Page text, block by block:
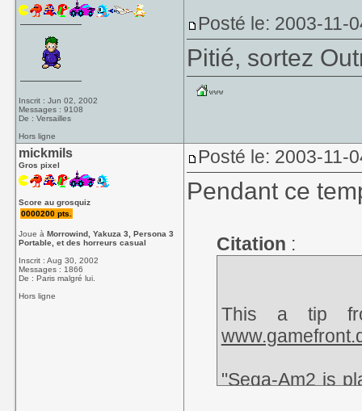
Inscrit : Jun 02, 2002
Messages : 9108
De : Versailles
Hors ligne
Posté le: 2003-11-
Pitié, sortez
mickmils
Gros pixel
Score au grosquiz
0000200 pts.
Joue àMorrowind, Yakuza 3, Persona 3
Portable, et des horreurs casual
Inscrit : Aug 30, 2002
Messages : 1866
De : Paris malgré lui.
Hors ligne
Posté le: 2003-11-
Pendant ce
Citation :
This a tip
"Sega-Am2 is